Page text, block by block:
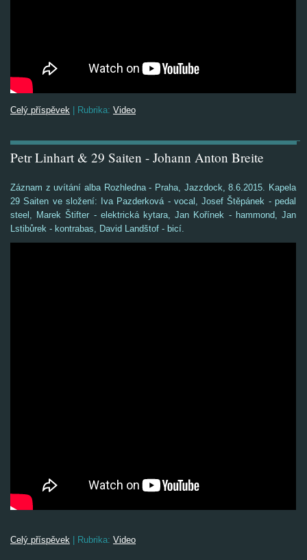
Celý příspěvek Rubrika: Video
Petr Linhart & 29 Saiten - Johann Anton Breite
Záznam z uvítání alba Rozhledna - Praha, Jazzdock, 8.6.2015. Kapela
29 Saiten ve složení:
Iva Pazderková - vocal,Josef Štěpánek - pedal
steel, Marek Štifter - elektrická kytara, Jan Kořínek - hammond, Jan
Lstibůrek - kontrabas, David Landštof - bicí.
Celý příspěvek Rubrika: Video